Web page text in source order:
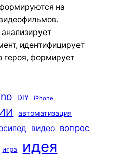
на
идентифицирует
героя, формирует
DIY iPhone
автоматизация
видео вопрос
игра идея